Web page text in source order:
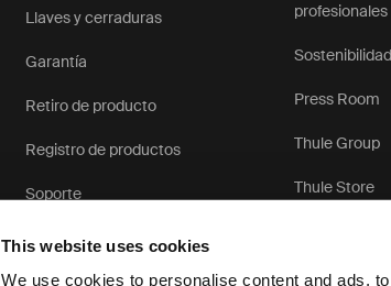
This website uses cookies
We use cookies to personalise content and ads,
Llaves y cerraduras
Garantía
Retiro de producto
Registro de productos
Soporte
profesionales
Sostenibilidad
Press Room
Thule Group
Thule Store